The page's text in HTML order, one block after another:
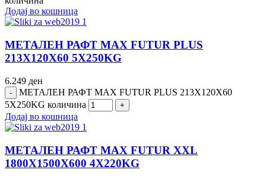
Додај во кошница
МЕТАЛЕН РАФТ MAX FUTUR PLUS
213Х120Х60 5Х250KG
6.249 ден
МЕТАЛЕН РАФТ MAX FUTUR PLUS 213Х120Х60
5Х250KG количина
Додај во кошница
МЕТАЛЕН РАФТ MAX FUTUR XXL
1800Х1500Х600 4Х220KG